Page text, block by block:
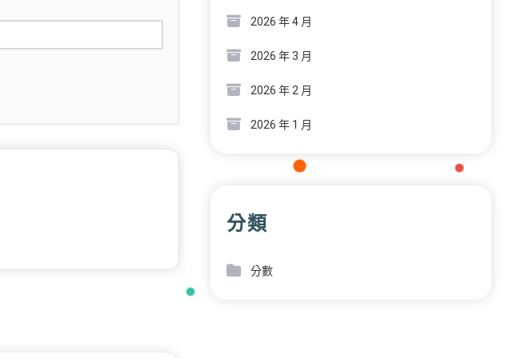
2026 年 4 月
2026 年 3 月
2026 年 2 月
2026 年 1 月
分類
分數